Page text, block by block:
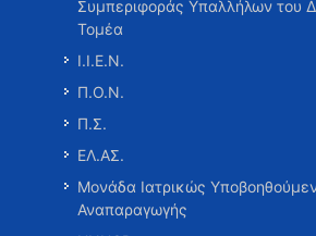
Συμπεριφοράς Υπαλλήλων του
Τομέα
Ι.Ι.Ε.Ν.
Π.Ο.Ν.
Π.Σ.
ΕΛ.ΑΣ.
Μονάδα Ιατρικώς
Αναπαραγωγής